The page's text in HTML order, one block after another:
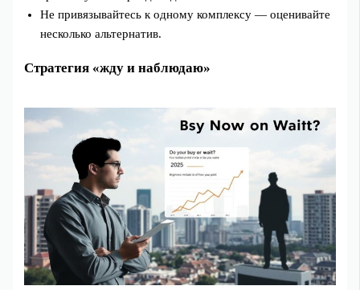
Не привязывайтесь к одному комплексу — оценивайте
несколько альтернатив.
Стратегия «жду и наблюдаю»